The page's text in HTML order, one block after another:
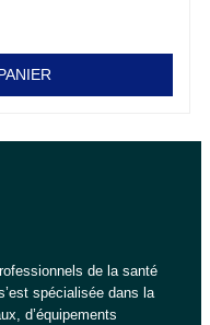
de la santé
spécialisée dans la
d’équipements